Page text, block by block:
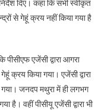
दिए। कहा कि सभी स्वीकृत
से गेहूं क्रय नहीं किया गया है
पीसीएफ एजेंसी द्वारा आगरा
क्रय किया गया। एजेंसी द्वारा
जनदप मथुरा में ही लगभग
वहीं पीसीयू एजेंसी द्वारा भी